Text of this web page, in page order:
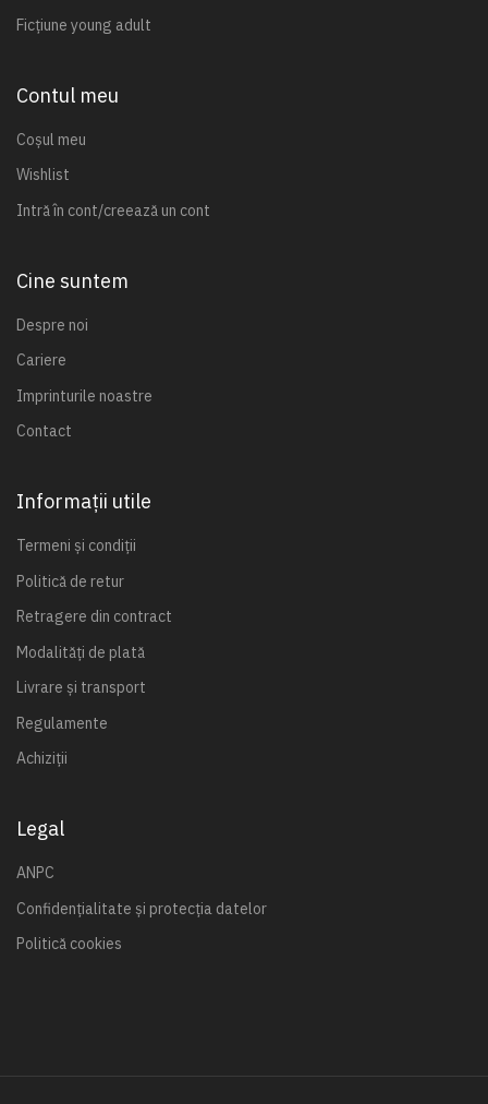
Ficțiune young adult
Contul meu
Coșul meu
Wishlist
Intră în cont/creează un cont
Cine suntem
Despre noi
Cariere
Imprinturile noastre
Contact
Informații utile
Termeni și condiții
Politică de retur
Retragere din contract
Modalități de plată
Livrare și transport
Regulamente
Achiziții
Legal
ANPC
Confidențialitate și protecția datelor
Politică cookies